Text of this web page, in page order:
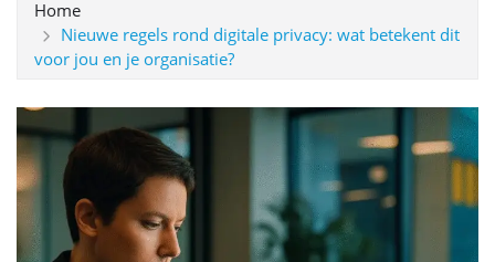
Home
Nieuwe regels rond digitale privacy: wat betekent dit
voor jou en je organisatie?